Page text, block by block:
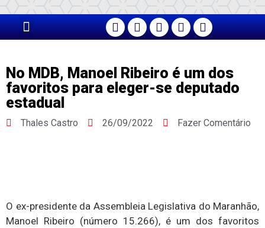
No MDB, Manoel Ribeiro é um dos
favoritos para eleger-se deputado
estadual
Thales Castro 26/09/2022 Fazer Comentário
O ex-presidente da Assembleia Legislativa do Maranhão,
Manoel Ribeiro (número 15.266), é um dos favoritos